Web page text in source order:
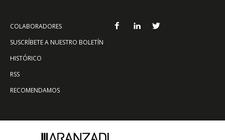
COLABORADORES
SUSCRÍBETE A NUESTRO BOLETÍN
HISTÓRICO
RSS
RECOMENDAMOS